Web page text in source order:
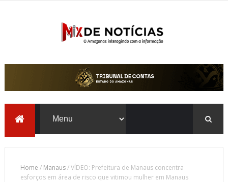
Home / Manaus/VÍDEO: Prefeitura de Manaus concentra
esforços em área de risco que vitimou mulher em Manaus